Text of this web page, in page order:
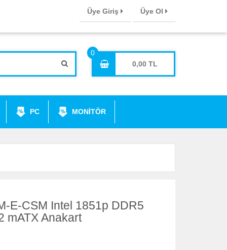
Üye Giriş Üye Ol
0,00
PC MONİTÖR
E-CSM Intel 1851p DDR5
mATX Anakart